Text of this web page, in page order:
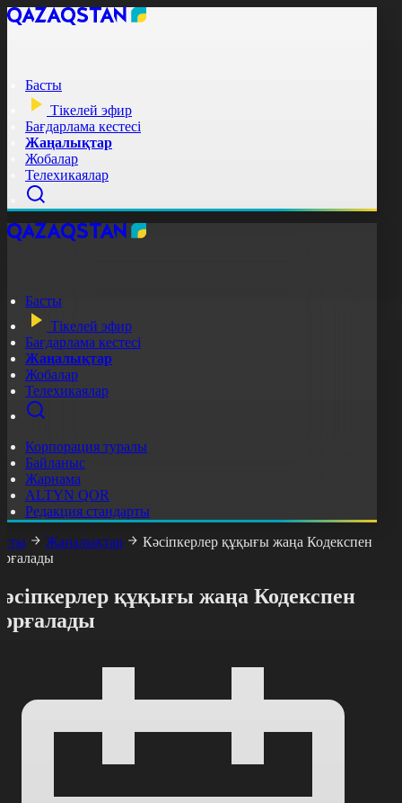
Басты
Тікелей эфир
Бағдарлама кестесі
Жаңалықтар
Жобалар
Телехикаялар
Басты
Тікелей эфир
Бағдарлама кестесі
Жаңалықтар
Жобалар
Телехикаялар
Корпорация туралы
Байланыс
Жарнама
ALTYN QOR
Редакция стандарты
Жаңалықтар
Кәсіпкерлер құқығы жаңа Кодекспен
құқығы жаңа Кодекспен